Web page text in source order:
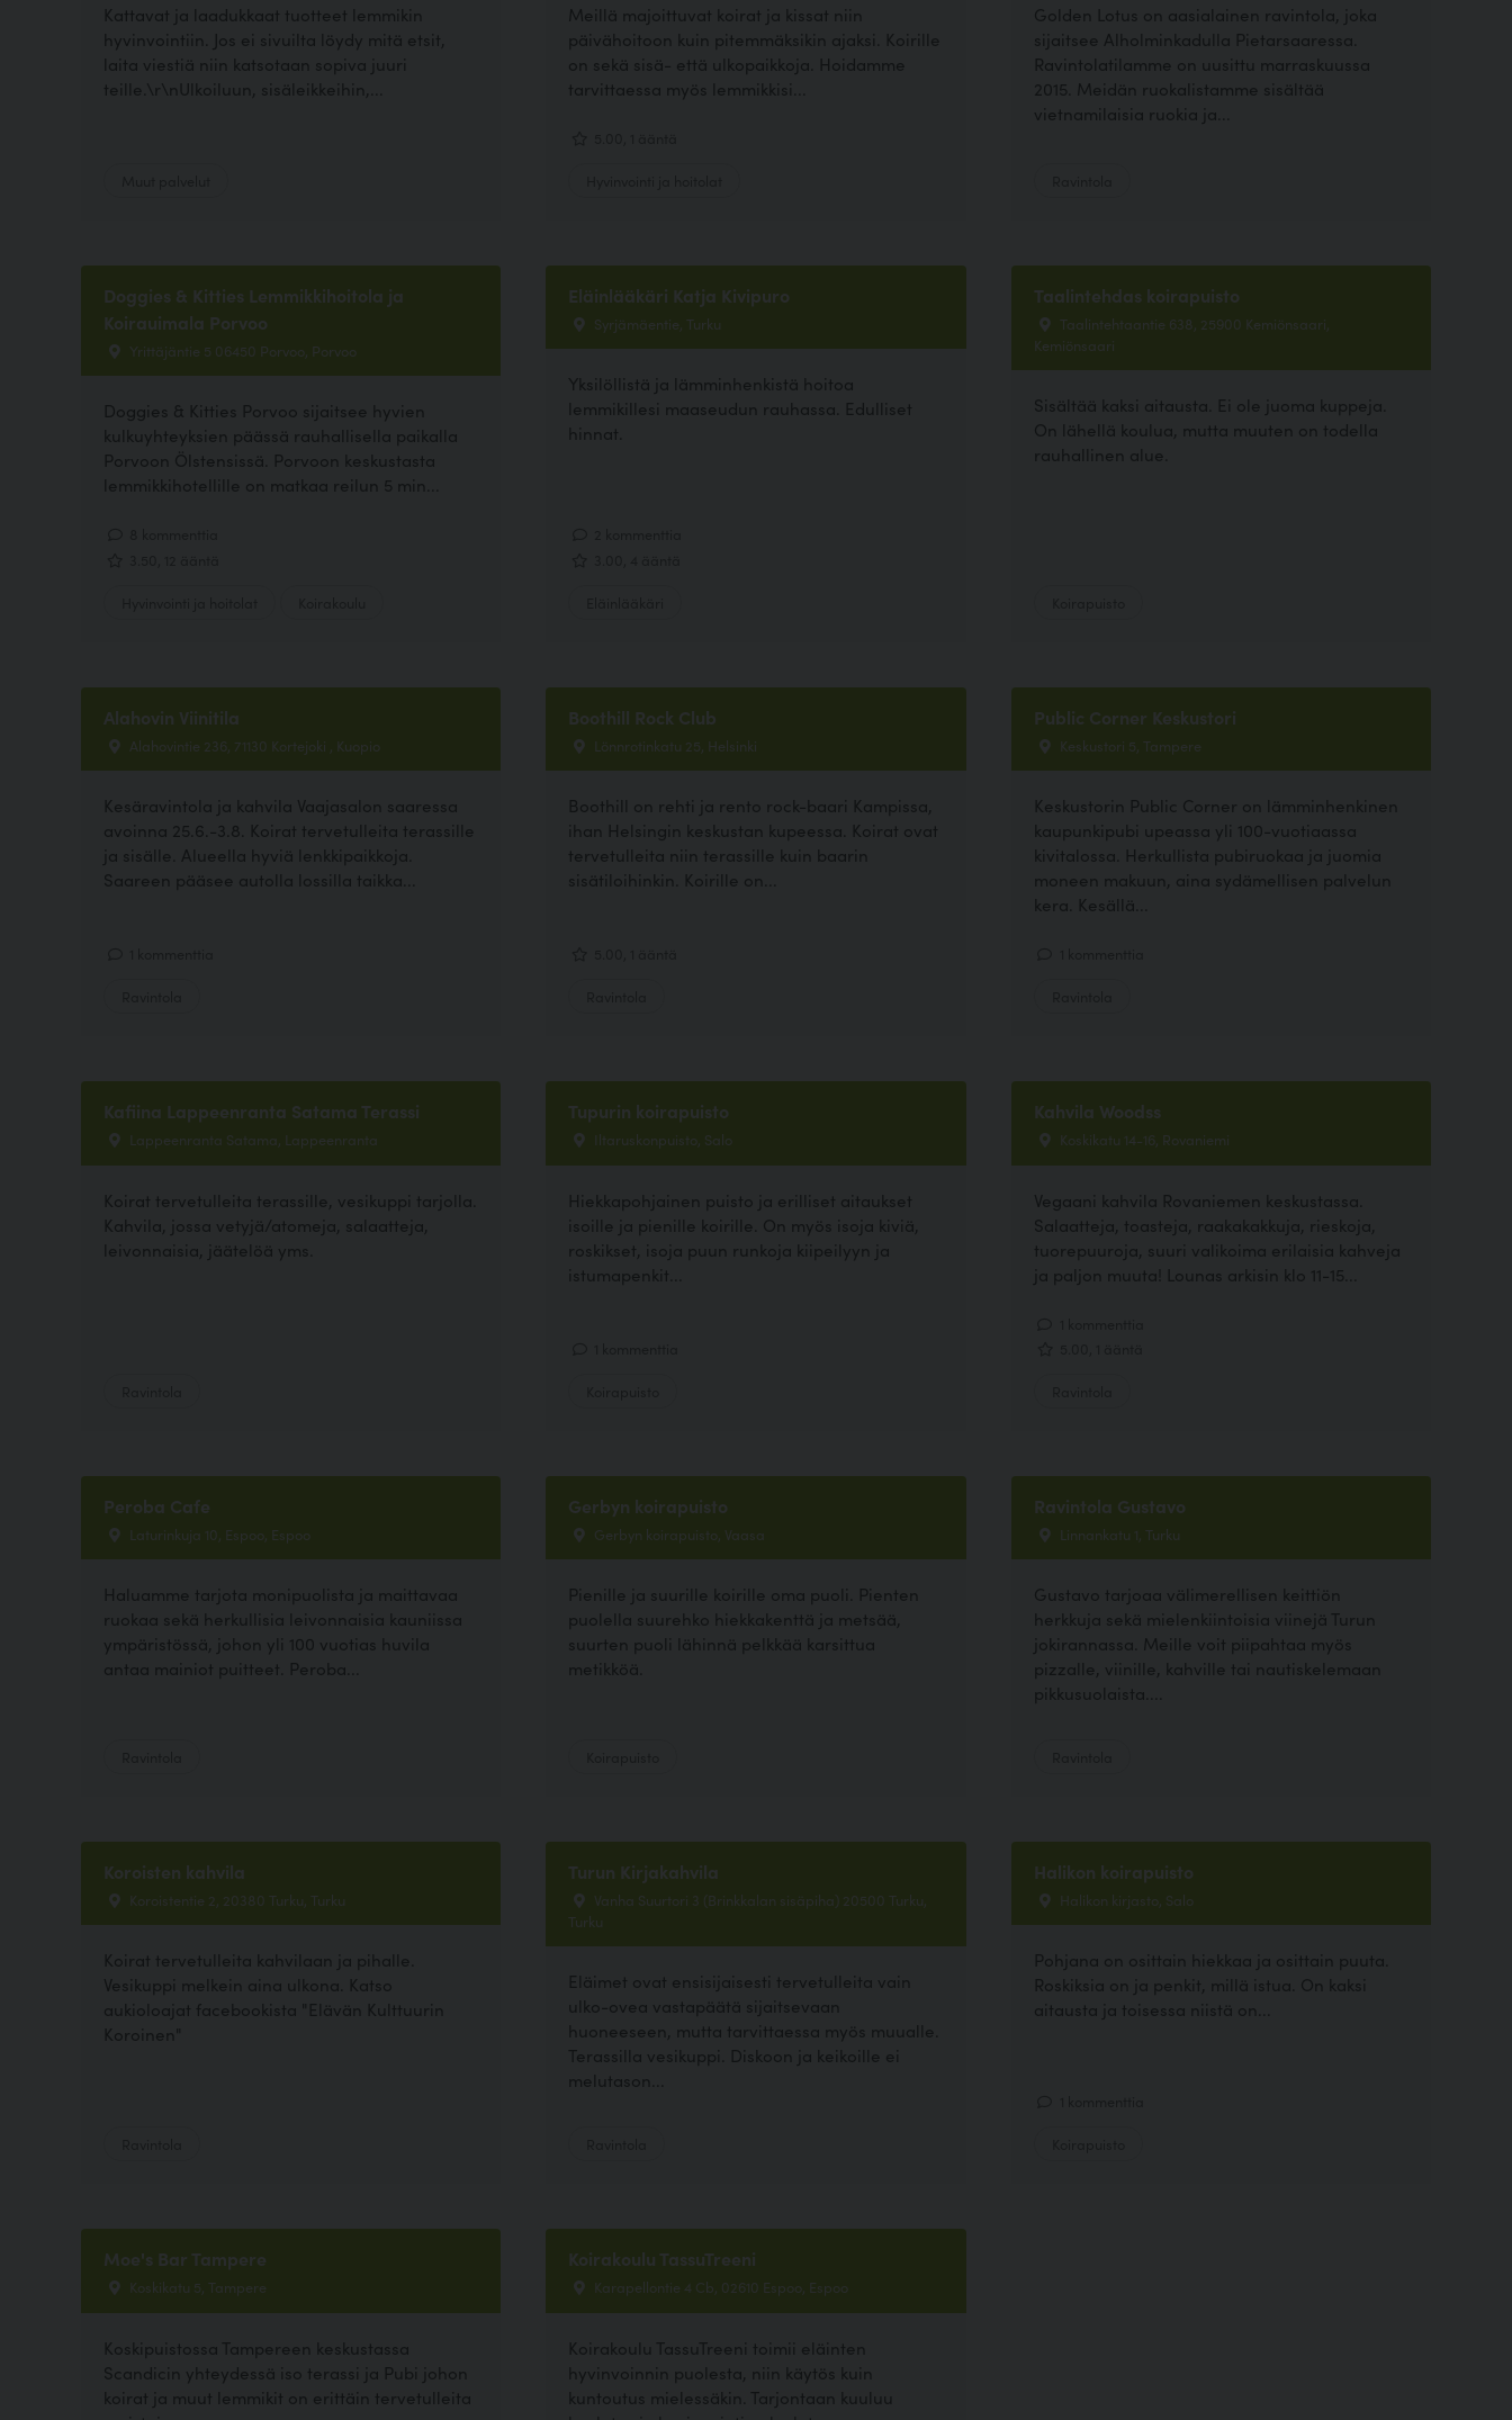
Kattavat ja laadukkaat tuotteet lemmikin
hyvinvointiin. Jos ei sivuilta löydy mitä etsit,
laita viestiä niin katsotaan sopiva juuri
teille.\r\nUlkoiluun, sisäleikkeihin,...
Meillä majoittuvat koirat ja kissat niin
päivähoitoon kuin pitemmäksikin ajaksi. Koirille
on sekä sisä- että ulkopaikkoja. Hoidamme
tarvittaessa myös lemmikkisi...
Golden Lotus on aasialainen ravintola, joka
sijaitsee Alholminkadulla Pietarsaaressa.
Ravintolatilamme on uusittu marraskuussa
2015. Meidän ruokalistamme sisältää
vietnamilaisia ruokia ja...
Doggies & Kitties Lemmikkihoitola ja
Koirauimala Porvoo
Yrittäjäntie 5 06450 Porvoo, Porvoo
Doggies & Kitties Porvoo sijaitsee hyvien
kulkuyhteyksien päässä rauhallisella paikalla
Porvoon Ölstensissä. Porvoon keskustasta
lemmikkihotellille on matkaa reilun 5 min...
Eläinlääkäri Katja Kivipuro
Syrjämäentie, Turku
Yksilöllistä ja lämminhenkistä hoitoa
lemmikillesi maaseudun rauhassa. Edulliset
hinnat.
Taalintehdas koirapuisto
Taalintehtaantie 638, 25900 Kemiönsaari,
Kemiönsaari
Sisältää kaksi aitausta. Ei ole juoma kuppeja.
On lähellä koulua, mutta muuten on todella
rauhallinen alue.
Alahovin Viinitila
Alahovintie 236, 71130 Kortejoki , Kuopio
Kesäravintola ja kahvila Vaajasalon saaressa
avoinna 25.6.-3.8. Koirat tervetulleita terassille
ja sisälle. Alueella hyviä lenkkipaikkoja.
Saareen pääsee autolla lossilla taikka...
Boothill Rock Club
Lönnrotinkatu 25, Helsinki
Boothill on rehti ja rento rock-baari Kampissa,
ihan Helsingin keskustan kupeessa. Koirat ovat
tervetulleita niin terassille kuin baarin
sisätiloihinkin. Koirille on...
Public Corner Keskustori
Keskustori 5, Tampere
Keskustorin Public Corner on lämminhenkinen
kaupunkipubi upeassa yli 100-vuotiaassa
kivitalossa. Herkullista pubiruokaa ja juomia
moneen makuun, aina sydämellisen palvelun
kera. Kesällä...
Kafiina Lappeenranta Satama Terassi
Lappeenranta Satama, Lappeenranta
Koirat tervetulleita terassille, vesikuppi tarjolla.
Kahvila, jossa vetyjä/atomeja, salaatteja,
leivonnaisia, jäätelöä yms.
Tupurin koirapuisto
Iltaruskonpuisto, Salo
Hiekkapohjainen puisto ja erilliset aitaukset
isoille ja pienille koirille. On myös isoja kiviä,
roskikset, isoja puun runkoja kiipeilyyn ja
istumapenkit...
Kahvila Woodss
Koskikatu 14-16, Rovaniemi
Vegaani kahvila Rovaniemen keskustassa.
Salaatteja, toasteja, raakakakkuja, rieskoja,
tuorepuuroja, suuri valikoima erilaisia kahveja
ja paljon muuta! Lounas arkisin klo 11-15...
Peroba Cafe
Laturinkuja 10, Espoo, Espoo
Haluamme tarjota monipuolista ja maittavaa
ruokaa sekä herkullisia leivonnaisia kauniissa
ympäristössä, johon yli 100 vuotias huvila
antaa mainiot puitteet. Peroba...
Gerbyn koirapuisto
Gerbyn koirapuisto, Vaasa
Pienille ja suurille koirille oma puoli. Pienten
puolella suurehko hiekkakenttä ja metsää,
suurten puoli lähinnä pelkkää karsittua
metikköä.
Ravintola Gustavo
Linnankatu 1, Turku
Gustavo tarjoaa välimerellisen keittiön
herkkuja sekä mielenkiintoisia viinejä Turun
jokirannassa. Meille voit piipahtaa myös
pizzalle, viinille, kahville tai nautiskelemaan
pikkusuolaista....
Koroisten kahvila
Koroistentie 2, 20380 Turku, Turku
Koirat tervetulleita kahvilaan ja pihalle.
Vesikuppi melkein aina ulkona. Katso
aukioloajat facebookista "Elävän Kulttuurin
Koroinen"
Turun Kirjakahvila
Vanha Suurtori 3 (Brinkkalan sisäpiha) 20500 Turku,
Turku
Eläimet ovat ensisijaisesti tervetulleita vain
ulko-ovea vastapäätä sijaitsevaan
huoneeseen, mutta tarvittaessa myös muualle.
Terassilla vesikuppi. Diskoon ja keikoille ei
melutason...
Halikon koirapuisto
Halikon kirjasto, Salo
Pohjana on osittain hiekkaa ja osittain puuta.
Roskiksia on ja penkit, millä istua. On kaksi
aitausta ja toisessa niistä on...
Moe's Bar Tampere
Koskikatu 5, Tampere
Koskipuistossa Tampereen keskustassa
Scandicin yhteydessä iso terassi ja Pubi johon
koirat ja muut lemmikit on erittäin tervetulleita
Koirakoulu TassuTreeni
Karapellontie 4 Cb, 02610 Espoo, Espoo
Koirakoulu TassuTreeni toimii eläinten
hyvinvoinnin puolesta, niin käytös kuin
kuntoutus mielessäkin. Tarjontaan kuuluu